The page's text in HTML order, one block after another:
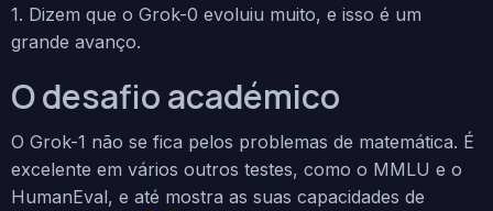
1. Dizem que o Grok-0 evoluiu muito, e isso é um
grande avanço.
O desafio académico
O Grok-1 não se fica pelos problemas de matemática. É
excelente em vários outros testes, como o MMLU e o
HumanEval, e até mostra as suas capacidades de